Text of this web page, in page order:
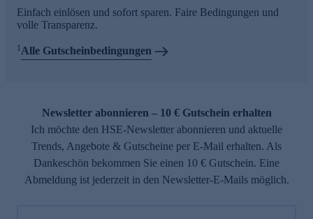
Einfach einlösen und sofort sparen. Faire Bedingungen und
volle Transparenz.
1Alle Gutscheinbedingungen
Newsletter abonnieren – 10 € Gutschein erhalten
Ich möchte den HSE-Newsletter abonnieren und aktuelle
Trends, Angebote & Gutscheine per E-Mail erhalten. Als
Dankeschön bekommen Sie einen 10 € Gutschein. Eine
Abmeldung ist jederzeit in den Newsletter-E-Mails möglich.